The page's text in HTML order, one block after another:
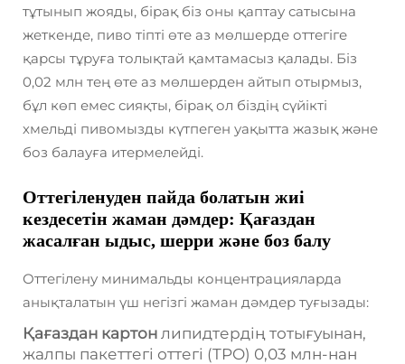
тұтынып жояды, бірақ біз оны қаптау сатысына
жеткенде, пиво тіпті өте аз мөлшерде оттегіге
қарсы тұруға толықтай қамтамасыз қалады. Біз
0,02 млн тең өте аз мөлшерден айтып отырмыз,
бұл көп емес сияқты, бірақ ол біздің сүйікті
хмельді пивомызды күтпеген уақытта жазық және
боз балауға итермелейді.
Оттегіленуден пайда болатын жиі
кездесетін жаман дәмдер: Қағаздан
жасалған ыдыс, шерри және боз балу
Оттегілену минимальды концентрацияларда
анықталатын үш негізгі жаман дәмдер туғызады:
Қағаздан картон липидтердің тотығуынан,
жалпы пакеттегі оттегі (TPO) 0,03 млн-нан